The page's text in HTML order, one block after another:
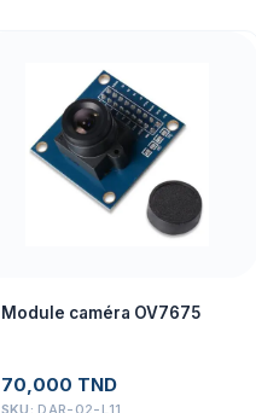
Module caméra OV7675
70,000 TND
SKU: DAR-02-L11